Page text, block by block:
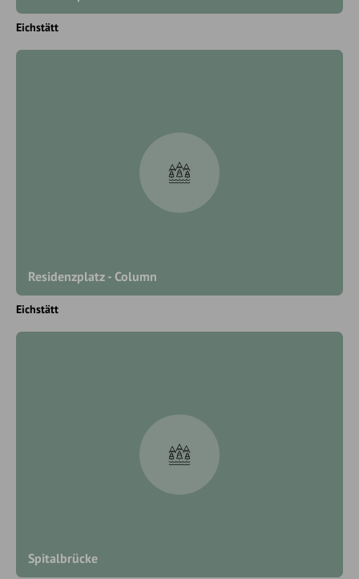
Eichstätt
Residenzplatz - Column
Eichstätt
Spitalbrücke